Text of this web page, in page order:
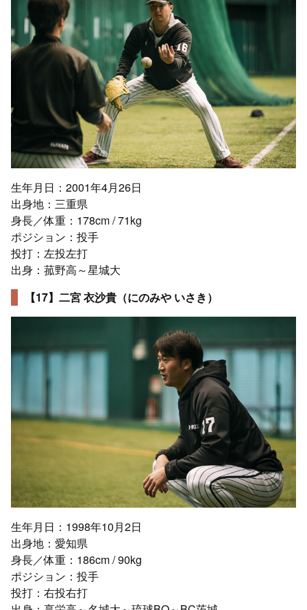
生年月日：2001年4月26日
出身地：三重県
身長／体重：178cm / 71kg
ポジション：投手
投打：左投左打
出身：菰野高～星城大
【17】二宮 衣沙貴（にのみや いさき）
生年月日：1998年10月2日
出身地：愛知県
身長／体重：186cm / 90kg
ポジション：投手
投打：右投右打